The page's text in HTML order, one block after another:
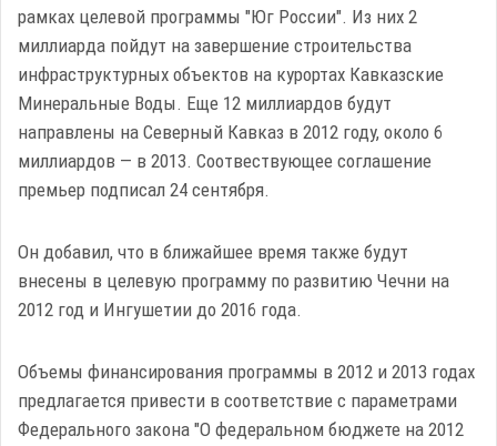
рамках целевой программы "Юг России". Из них 2
миллиарда пойдут на завершение строительства
инфраструктурных объектов на курортах Кавказские
Минеральные Воды. Еще 12 миллиардов будут
направлены на Северный Кавказ в 2012 году, около 6
миллиардов — в 2013. Соотвествующее соглашение
премьер подписал 24 сентября.
Он добавил, что в ближайшее время также будут
внесены в целевую программу по развитию Чечни на
2012 год и Ингушетии до 2016 года.
Объемы финансирования программы в 2012 и 2013 годах
предлагается привести в соответствие с параметрами
Федерального закона "О федеральном бюджете на 2012